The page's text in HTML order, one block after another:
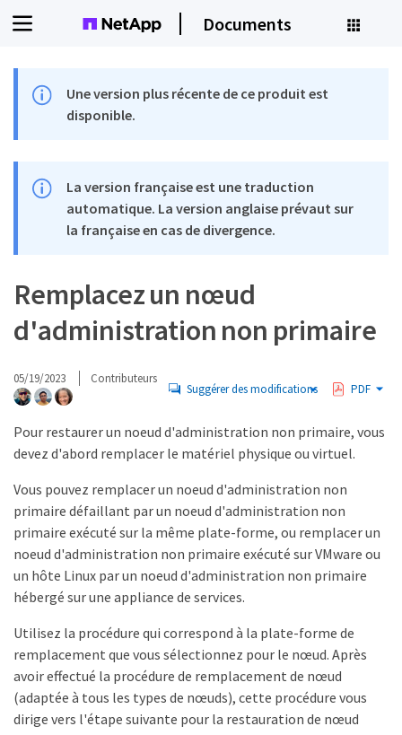
Documents
Une version plus récente de ce produit est
disponible.
La version française est une traduction
automatique. La version anglaise prévaut sur
la française en cas de divergence.
Remplacez un nœud
d'administration non primaire
05/19/2023 Contributeurs
Suggérer des modifications PDF
Pour restaurer un noeud d'administration non primaire, vous
devez d'abord remplacer le matériel physique ou virtuel.
Vous pouvez remplacer un noeud d'administration non
primaire défaillant par un noeud d'administration non
primaire exécuté sur la même plate-forme, ou remplacer un
noeud d'administration non primaire exécuté sur VMware ou
un hôte Linux par un noeud d'administration non primaire
hébergé sur une appliance de services.
Utilisez la procédure qui correspond à la plate-forme de
remplacement que vous sélectionnez pour le nœud. Après
avoir effectué la procédure de remplacement de nœud
(adaptée à tous les types de nœuds), cette procédure vous
dirige vers l'étape suivante pour la restauration de nœud